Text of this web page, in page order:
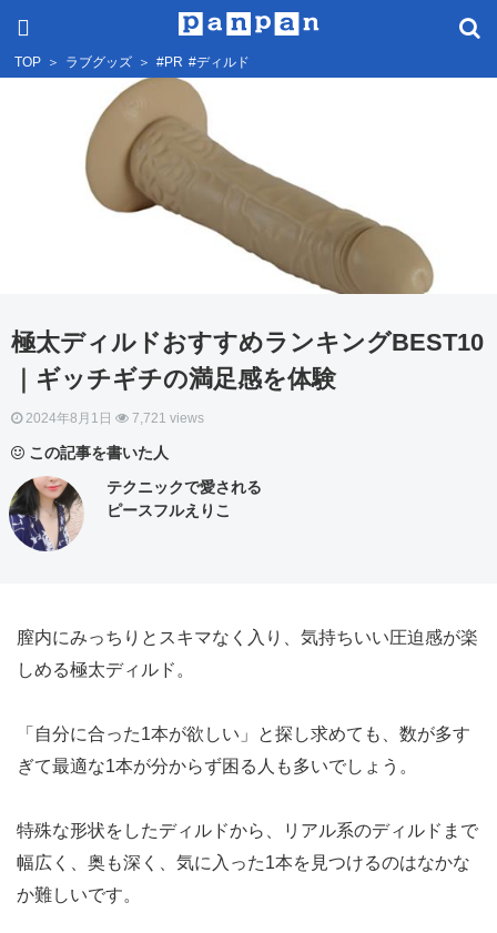
TOP ＞ ラブグッズ ＞ #PR #ディルド
極太ディルドおすすめランキングBEST10
｜ギッチギチの満足感を体験
2024年8月1日 7,721 views
この記事を書いた人
テクニックで愛される
ピースフルえりこ
膣内にみっちりとスキマなく入り、気持ちいい圧迫感が楽
しめる極太ディルド。
「自分に合った1本が欲しい」と探し求めても、数が多す
ぎて最適な1本が分からず困る人も多いでしょう。
特殊な形状をしたディルドから、リアル系のディルドまで
幅広く、奥も深く、気に入った1本を見つけるのはなかな
か難しいです。